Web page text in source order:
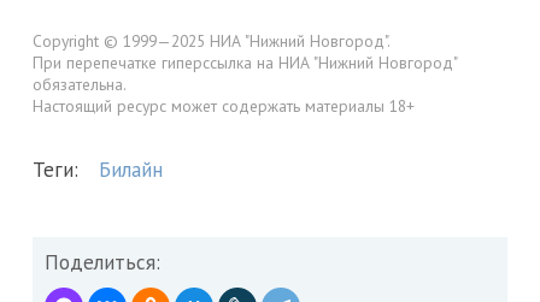
Copyright © 1999—2025 НИА "Нижний Новгород".
При перепечатке гиперссылка на НИА "Нижний Новгород"
обязательна.
Настоящий ресурс может содержать материалы 18+
Теги: Билайн
Поделиться: